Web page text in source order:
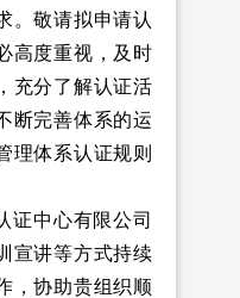
。敬请拟申请认
高度重视，及时
充分了解认证活
断完善体系的运
理体系认证规则
证中心有限公司
宣讲等方式持续
，协助贵组织顺